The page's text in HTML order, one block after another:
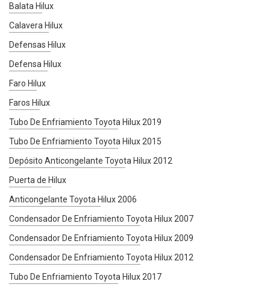
Balata Hilux
Calavera Hilux
Defensas Hilux
Defensa Hilux
Faro Hilux
Faros Hilux
Tubo De Enfriamiento Toyota Hilux 2019
Tubo De Enfriamiento Toyota Hilux 2015
Depósito Anticongelante Toyota Hilux 2012
Puerta de Hilux
Anticongelante Toyota Hilux 2006
Condensador De Enfriamiento Toyota Hilux 2007
Condensador De Enfriamiento Toyota Hilux 2009
Condensador De Enfriamiento Toyota Hilux 2012
Tubo De Enfriamiento Toyota Hilux 2017